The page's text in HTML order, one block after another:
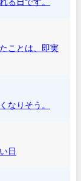
ことは、即実
なりそう。
日